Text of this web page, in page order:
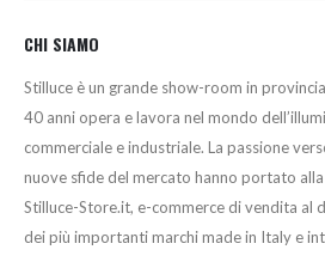
CHI SIAMO
Stilluce è un grande show-room in
40 anni opera e lavora nel mondo
commerciale e industriale. La passione
nuove sfide del mercato hanno portato
Stilluce-Store.it, e-commerce di vendita al
dei più importanti marchi made in Italy e